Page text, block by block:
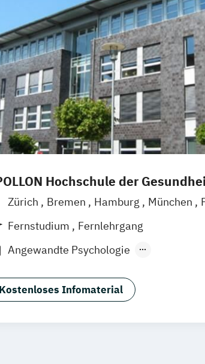
Hochschule der
Zürich Bremen Hamburg München
Göttingen
Leipzig Stuttgart
Fernstudium
Fernlehrgang
Angewandte Psychologie
Gesundheitspsychologie
Psychologie Psychologie für
Kostenloses Infomaterial